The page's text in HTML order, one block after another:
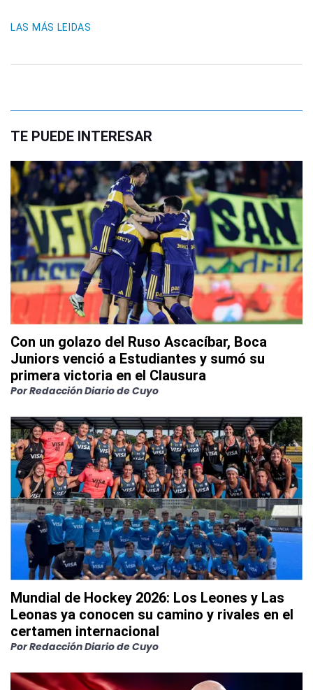
LAS MÁS LEIDAS
TE PUEDE INTERESAR
Con un golazo del Ruso Ascacíbar, Boca
Juniors venció a Estudiantes y sumó su
primera victoria en el Clausura
PorRedacción Diario de Cuyo
Mundial de Hockey 2026: Los Leones y Las
Leonas ya conocen su camino y rivales en el
certamen internacional
PorRedacción Diario de Cuyo